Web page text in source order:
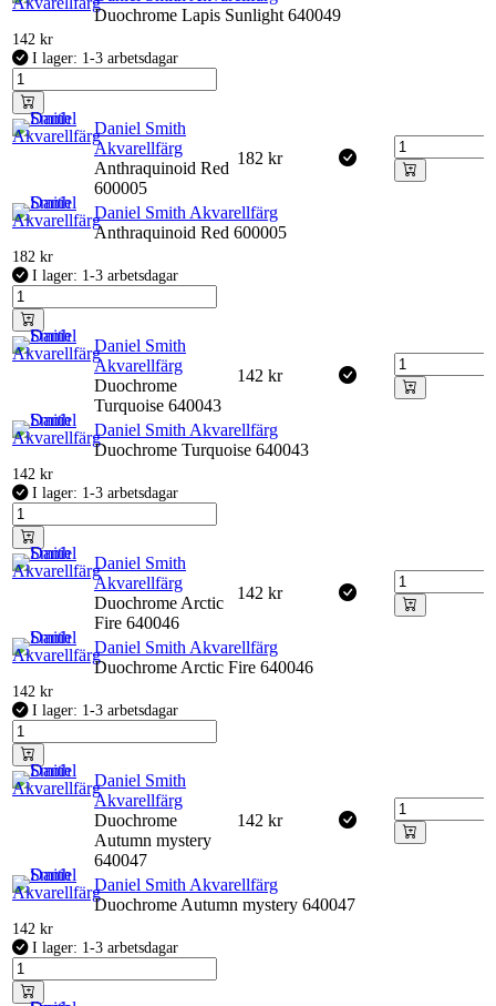
Duochrome Lapis Sunlight 640049
142 kr
I lager: 1-3 arbetsdagar
Daniel Smith
Akvarellfärg
Anthraquinoid Red
600005
182 kr
Daniel Smith Akvarellfärg
Anthraquinoid Red 600005
182 kr
I lager: 1-3 arbetsdagar
Daniel Smith
Akvarellfärg
Duochrome
Turquoise 640043
142 kr
Daniel Smith Akvarellfärg
Duochrome Turquoise 640043
142 kr
I lager: 1-3 arbetsdagar
Daniel Smith
Akvarellfärg
Duochrome Arctic
Fire 640046
142 kr
Daniel Smith Akvarellfärg
Duochrome Arctic Fire 640046
142 kr
I lager: 1-3 arbetsdagar
Daniel Smith
Akvarellfärg
Duochrome
Autumn mystery
640047
142 kr
Daniel Smith Akvarellfärg
Duochrome Autumn mystery 640047
142 kr
I lager: 1-3 arbetsdagar